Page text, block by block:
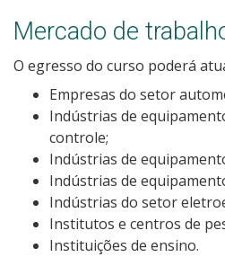
Cotas
Inscrições e acompanhamento
Orientações para Matrícula
Transferências e Retornos
Provas e Gabaritos
Mercado de
O egresso do curso poderá
Empresas do setor
Indústrias de
controle;
Indústrias de
Indústrias de
Indústrias do setor
Institutos e centros de
Instituições de ensino.